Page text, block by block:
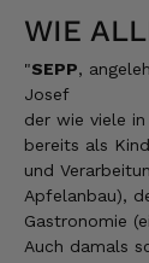
WIE
"SEPP,
Josef
der wie viele
bereits als
und
Apfelanbau),
Gastronomie
Auch damals